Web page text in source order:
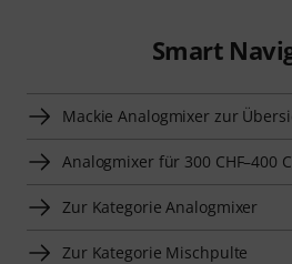
Smart
Mackie Analogmixer zur
Analogmixer für 300 CHF–400
Zur Kategorie Analogmixer
Zur Kategorie Mischpulte